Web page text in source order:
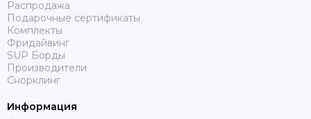
Распродажа
Подарочные сертификаты
Комплекты
Фридайвинг
SUP Борды
Производители
Снорклинг
Информация